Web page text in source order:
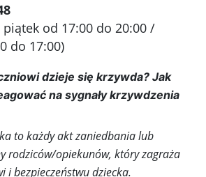
piątek od 17:00 do 20:00 /
do 17:00)
dzieje się krzywda? Jak
na sygnały krzywdzenia
to każdy akt zaniedbania lub
rodziców/opiekunów, który zagraża
i bezpieczeństwu dziecka.